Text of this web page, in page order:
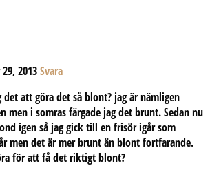
2013Svara
att göra det så blont? jag är nämligen
men i somras färgade jag det brunt. Sedan nu
igen så jag gick till en frisör igår som
men det är mer brunt än blont fortfarande.
för att få det riktigt blont?